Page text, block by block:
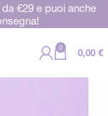
€29 e puoi anche
0 0,00 €